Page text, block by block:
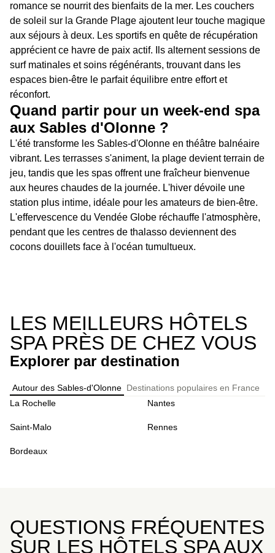
romance se nourrit des bienfaits de la mer. Les couchers
de soleil sur la Grande Plage ajoutent leur touche magique
aux séjours à deux. Les sportifs en quête de récupération
apprécient ce havre de paix actif. Ils alternent sessions de
surf matinales et soins régénérants, trouvant dans les
espaces bien-être le parfait équilibre entre effort et
réconfort.
Quand partir pour un week-end spa
aux Sables d'Olonne ?
L'été transforme les Sables-d'Olonne en théâtre balnéaire
vibrant. Les terrasses s'animent, la plage devient terrain de
jeu, tandis que les spas offrent une fraîcheur bienvenue
aux heures chaudes de la journée. L'hiver dévoile une
station plus intime, idéale pour les amateurs de bien-être.
L'effervescence du Vendée Globe réchauffe l'atmosphère,
pendant que les centres de thalasso deviennent des
cocons douillets face à l'océan tumultueux.
LES MEILLEURS HÔTELS
SPA PRÈS DE CHEZ VOUS
Explorer par destination
Autour des Sables-d'Olonne Destinations populaires en France
La Rochelle
Nantes
Saint-Malo Rennes
Bordeaux
QUESTIONS FRÉQUENTES
SUR LES HÔTELS SPA AUX